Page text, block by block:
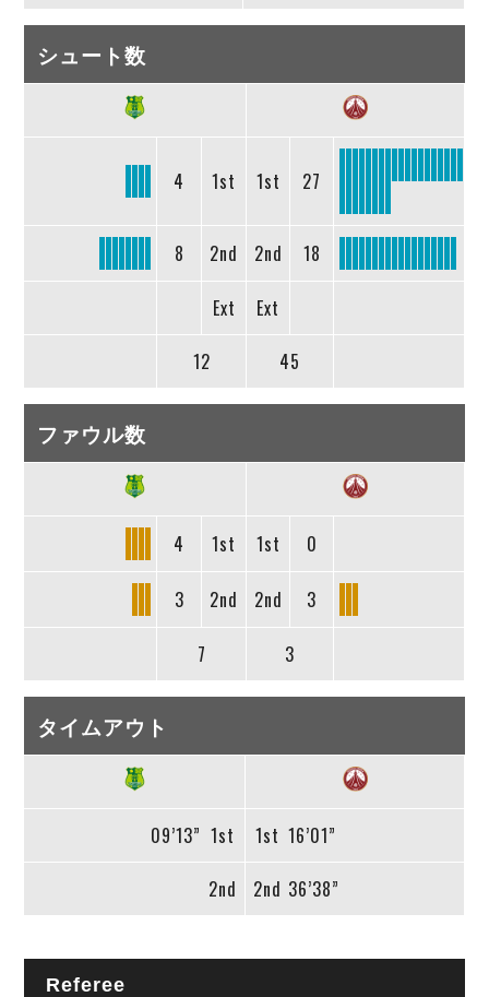
シュート数
4 1st 1st 27
8 2nd 2nd 18
Ext Ext
12 45
ファウル数
4 1st 1st 0
3 2nd 2nd 3
7 3
タイムアウト
09’13” 1st 1st 16’01”
2nd 2nd 36’38”
Referee